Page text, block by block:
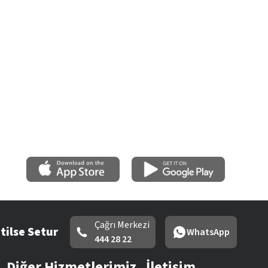
Setur
Çağrı Merkezi
444 28 22
WhatsApp